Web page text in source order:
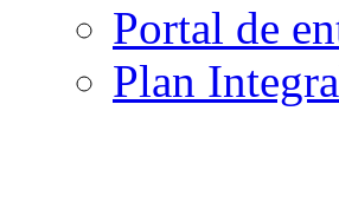
Portal de
Plan